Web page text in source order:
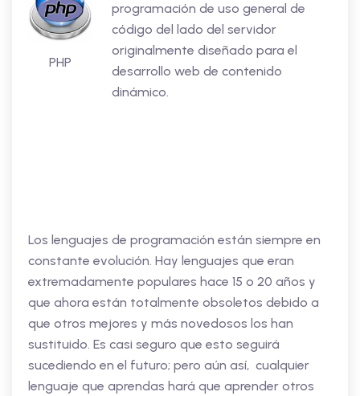
PHP
programación de uso general de
código del lado del servidor
originalmente diseñado para el
desarrollo web de contenido
dinámico.
Los lenguajes de programación están siempre en
constante evolución. Hay lenguajes que eran
extremadamente populares hace 15 o 20 años y
que ahora están totalmente obsoletos debido a
que otros mejores y más novedosos los han
sustituido. Es casi seguro que esto seguirá
sucediendo en el futuro; pero aún así, cualquier
lenguaje que aprendas hará que aprender otros